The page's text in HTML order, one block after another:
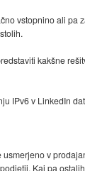
vstopnino ali
kakšne
IPv6 v LinkedIn
v
Kaj pa